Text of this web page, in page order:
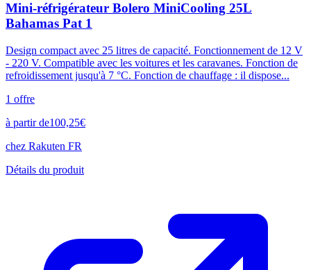
Mini-réfrigérateur Bolero MiniCooling 25L
Bahamas Pat 1
Design compact avec 25 litres de capacité. Fonctionnement de 12 V
- 220 V. Compatible avec les voitures et les caravanes. Fonction de
refroidissement jusqu'à 7 °C. Fonction de chauffage : il dispose...
1 offre
à partir de100,25€
chez Rakuten FR
Détails du produit